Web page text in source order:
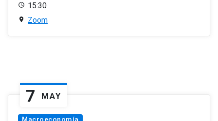
15:30
Zoom
7 MAY